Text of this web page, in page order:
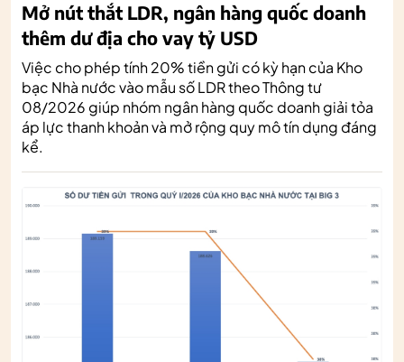
Mở nút thắt LDR, ngân hàng quốc doanh
thêm dư địa cho vay tỷ USD
Việc cho phép tính 20% tiền gửi có kỳ hạn của Kho
bạc Nhà nước vào mẫu số LDR theo Thông tư
08/2026 giúp nhóm ngân hàng quốc doanh giải tỏa
áp lực thanh khoản và mở rộng quy mô tín dụng đáng
kể.